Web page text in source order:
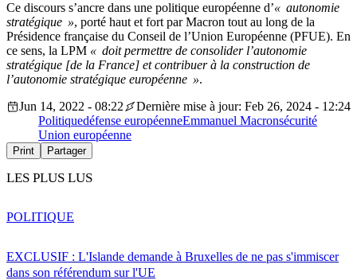
Ce discours s’ancre dans une politique européenne d’« autonomie
stratégique », porté haut et fort par Macron tout au long de la
Présidence française du Conseil de l’Union Européenne (PFUE). En
ce sens, la LPM « doit permettre de consolider l’autonomie
stratégique [de la France] et contribuer à la construction de
l’autonomie stratégique européenne ».
Jun 14, 2022 - 08:22
Dernière mise à jour: Feb 26, 2024 - 12:24
Politiquedéfense européenneEmmanuel Macronsécurité
Union européenne
Print Partager
LES PLUS LUS
EXCLUSIF : L'Islande demande à Bruxelles de ne pas s'immiscer
dans son référendum sur l'UE
POLITIQUE